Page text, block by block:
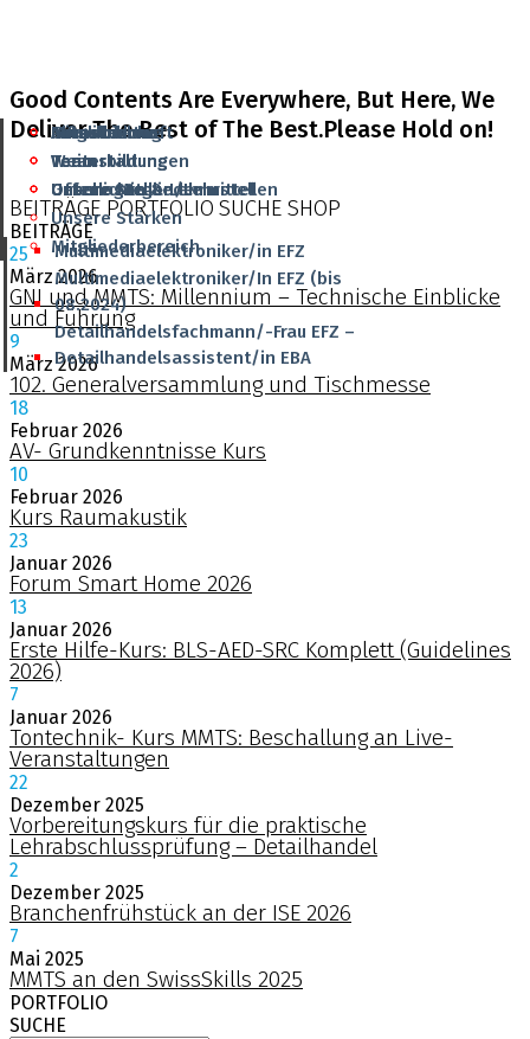
Good Contents Are Everywhere, But Here, We
Deliver The Best of The Best.Please Hold on!
BEITRÄGEPORTFOLIO SUCHE SHOP
BEITRÄGE
25
März 2026
GNI und MMTS: Millennium – Technische Einblicke
und Führung
9
März 2026
102. Generalversammlung und Tischmesse
18
Februar 2026
AV- Grundkenntnisse Kurs
10
Februar 2026
Kurs Raumakustik
23
Januar 2026
Forum Smart Home 2026
13
Januar 2026
Erste Hilfe-Kurs: BLS-AED-SRC Komplett (Guidelines
2026)
7
Januar 2026
Tontechnik- Kurs MMTS: Beschallung an Live-
Veranstaltungen
22
Dezember 2025
Vorbereitungskurs für die praktische
Lehrabschlussprüfung – Detailhandel
2
Dezember 2025
Branchenfrühstück an der ISE 2026
7
Mai 2025
MMTS an den SwissSkills 2025
PORTFOLIO
SUCHE
Aktuelles
Veranstaltungen
Offene Stellen/Lehrstellen
Grundbildung
Multimediaelektroniker/in EFZ
Multimediaelektroniker/In EFZ (bis
08.2024)
Detailhandelsfachmann/-Frau EFZ –
Detailhandelsassistent/in EBA
Weiterbildung
Unterlagen & Lehrmittel
Mitgliedschaft
Team
Unsere Mitglieder
Unsere Stärken
Mitgliederbereich
Infrastruktur
Team
Geschichte